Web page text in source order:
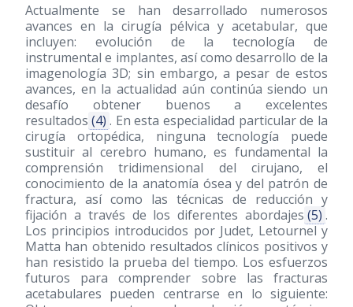
Actualmente se han desarrollado numerosos
avances en la cirugía pélvica y acetabular, que
incluyen: evolución de la tecnología de
instrumental e implantes, así como desarrollo de la
imagenología 3D; sin embargo, a pesar de estos
avances, en la actualidad aún continúa siendo un
desafío obtener buenos a excelentes
resultados (4) . En esta especialidad particular de la
cirugía ortopédica, ninguna tecnología puede
sustituir al cerebro humano, es fundamental la
comprensión tridimensional del cirujano, el
conocimiento de la anatomía ósea y del patrón de
fractura, así como las técnicas de reducción y
fijación a través de los diferentes abordajes (5) .
Los principios introducidos por Judet, Letournel y
Matta han obtenido resultados clínicos positivos y
han resistido la prueba del tiempo. Los esfuerzos
futuros para comprender sobre las fracturas
acetabulares pueden centrarse en lo siguiente: